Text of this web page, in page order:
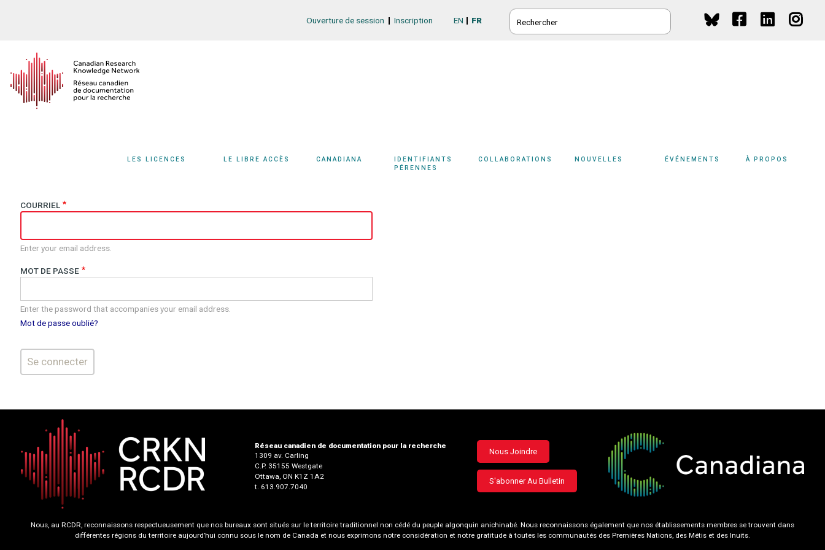
principal
RECHERCHER
EN FR
Ouverture de session Inscription
LES LICENCES LE LIBRE ACCÈS CANADIANA
IDENTIFIANTS
PÉRENNES
COLLABORATIONS NOUVELLES ÉVÉNEMENTS À PROPOS
COURRIEL
Enter your email address.
MOT DE PASSE
Enter the password that accompanies your email address.
Mot de passe oublié?
Réseau canadien de documentation pour la recherche
1309 av. Carling
C.P. 35155 Westgate
Ottawa, ON K1Z 1A2
t. 613.907.7040
Footer
menu
Nous Joindre
S'abonner Au Bulletin
Nous, au RCDR, reconnaissons respectueusement que nos bureaux sont situés sur le territoire traditionnel non cédé du peuple algonquin anichinabé. Nous reconnaissons également que nos établissements membres se trouvent dans
différentes régions du territoire aujourd’hui connu sous le nom de Canada et nous exprimons notre considération et notre gratitude à toutes les communautés des Premières Nations, des Métis et des Inuits.